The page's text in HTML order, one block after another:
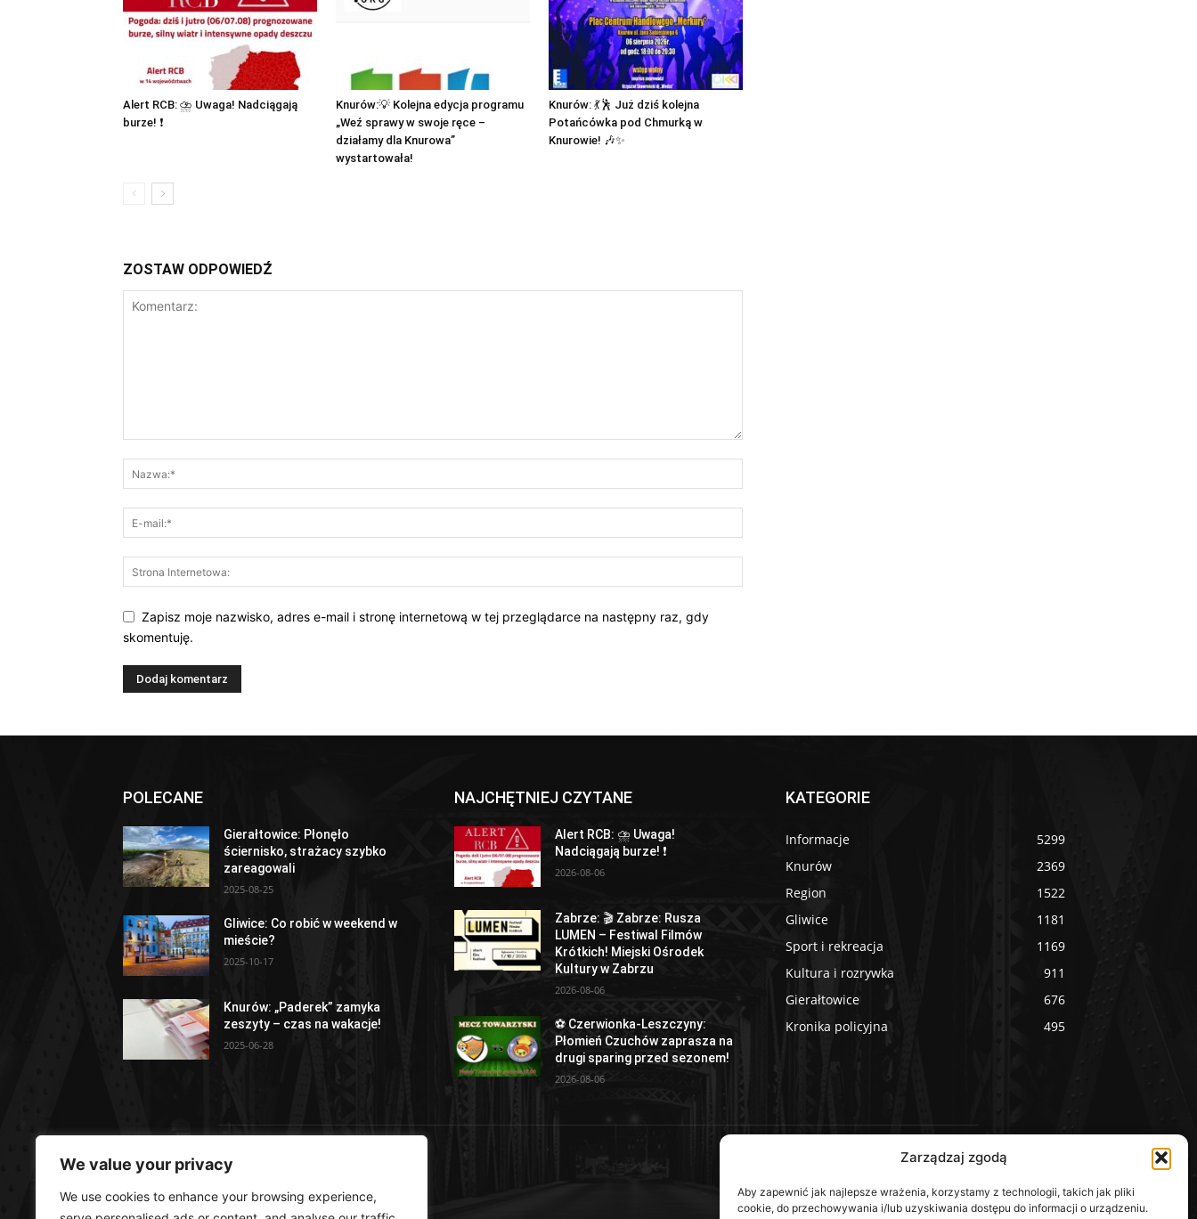
We value your privacy
We use cookies to enhance your browsing experience,
Zarządzaj zgodą
Aby zapewnić jak najlepsze wrażenia, korzystamy z technologii, takich jak pliki
cookie, do przechowywania i/lub uzyskiwania dostępu do informacji o urządzeniu.
Alert RCB: ⛈ Uwaga! Nadciągają
burze! ❗
Knurów:💡 Kolejna edycja programu
„Weź sprawy w swoje ręce –
działamy dla Knurowa”
wystartowała!
Knurów: 💃🕺 Już dziś kolejna
Potańcówka pod Chmurką w
Knurowie! 🎶✨
ZOSTAW ODPOWIEDŹ
Zapisz moje nazwisko, adres e-mail i stronę internetową w tej przeglądarce na następny raz, gdy
skomentuję.
POLECANE
Gierałtowice: Płonęło
ściernisko, strażacy szybko
zareagowali
2025-08-25
Gliwice: Co robić w weekend w
mieście?
2025-10-17
Knurów: „Paderek” zamyka
zeszyty – czas na wakacje!
2025-06-28
NAJCHĘTNIEJ CZYTANE
Alert RCB: ⛈ Uwaga!
Nadciągają burze! ❗
2026-08-06
Zabrze: 🎬 Zabrze: Rusza
LUMEN – Festiwal Filmów
Krótkich! Miejski Ośrodek
Kultury w Zabrzu
2026-08-06
⚽ Czerwionka-Leszczyny:
Płomień Czuchów zaprasza na
drugi sparing przed sezonem!
2026-08-06
KATEGORIE
Informacje
5299
Knurów
2369
Region
1522
Gliwice
1181
Sport i rekreacja
1169
Kultura i rozrywka
911
Gierałtowice
676
Kronika policyjna
495
Media Społecznościowe